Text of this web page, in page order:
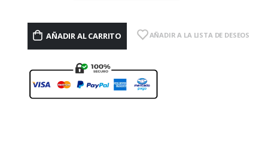
AÑADIR AL CARRITO AÑADIR A LA LISTA DE DESEOS